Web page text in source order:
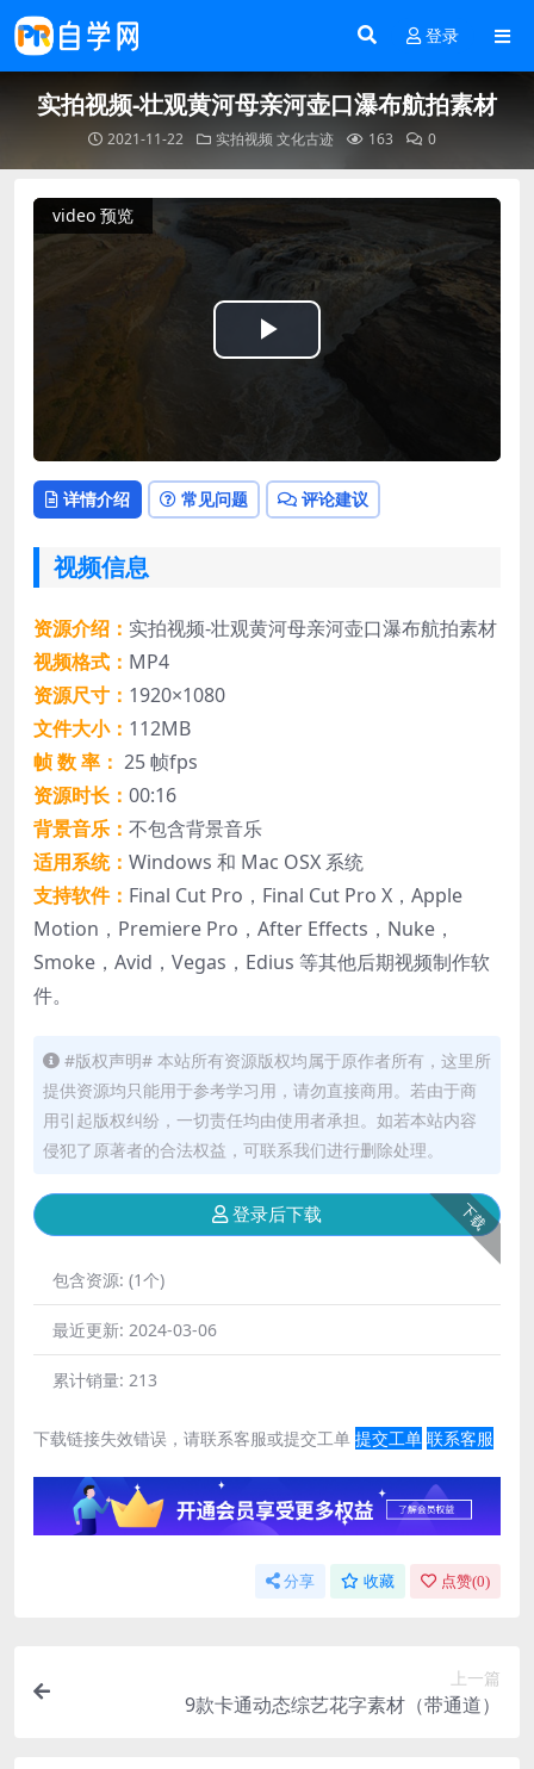
登录
实拍视频-壮观黄河母亲河壶口瀑布航拍素材
2021-11-22 实拍视频文化古迹 163 0
video 预览
Play
详情介绍 常见问题 评论建议
视频信息
资源介绍： 实拍视频-壮观黄河母亲河壶口瀑布航拍素材
视频格式： MP4
资源尺寸： 1920×1080
文件大小： 112MB
帧 数 率： 25 帧fps
资源时长： 00:16
背景音乐： 不包含背景音乐
适用系统： Windows 和 Mac OSX 系统
支持软件： Final Cut Pro，Final Cut Pro X，Apple
Motion，Premiere Pro，After Effects，Nuke，
Smoke，Avid，Vegas，Edius 等其他后期视频制作软
件。
#版权声明# 本站所有资源版权均属于原作者所有，这里所
提供资源均只能用于参考学习用，请勿直接商用。若由于商
用引起版权纠纷，一切责任均由使用者承担。如若本站内容
侵犯了原著者的合法权益，可联系我们进行删除处理。
下载
登录后下载
包含资源: (1个)
最近更新: 2024-03-06
累计销量: 213
下载链接失效错误，请联系客服或提交工单 提交工单 联系客服
分享 收藏 点赞(0)
上一篇
9款卡通动态综艺花字素材（带通道）